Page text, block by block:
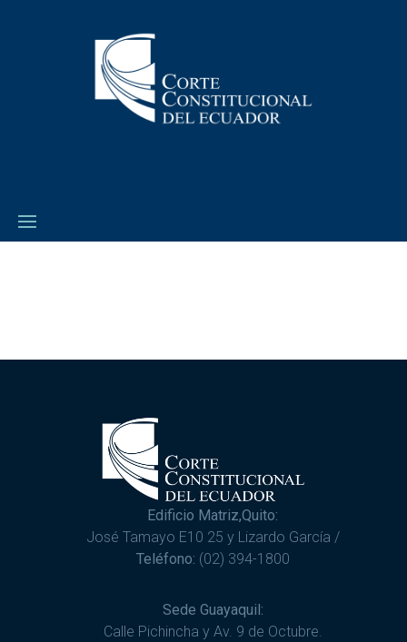
Edificio Matriz,Quito:
José Tamayo E10 25 y Lizardo García /
Teléfono: (02) 394-1800
Sede Guayaquil:
Calle Pichincha y Av. 9 de Octubre.